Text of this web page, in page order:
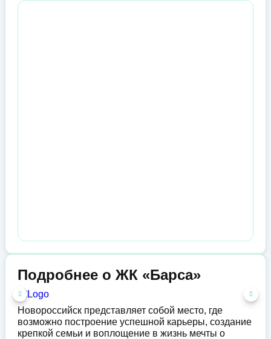
Подробнее о ЖК «Барса»
Новороссийск представляет собой место, где
возможно построение успешной карьеры, создание
крепкой семьи и воплощение в жизнь мечты о